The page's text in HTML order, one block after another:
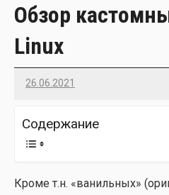
Обзор
Linux
26.06.2021
Imatvey
Содер­жа­ние
Кро­ме т.н. «ваниль­ных»